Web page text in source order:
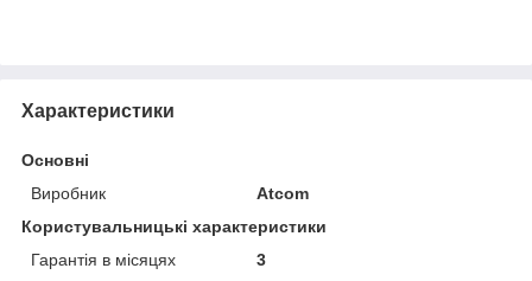
Характеристики
Основні
Виробник
Atcom
Користувальницькі характеристики
Гарантія в місяцях
3